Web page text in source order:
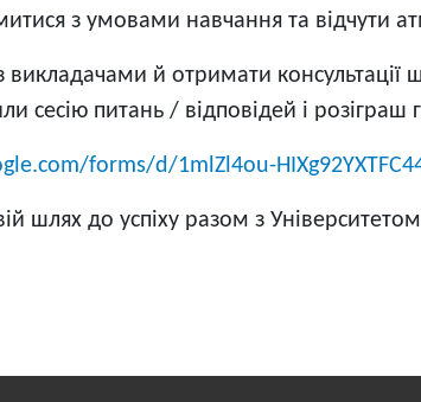
з умовами навчання та відчути
викладачами й отримати консультації
сесію питань / відповідей і
forms/d/1mlZl4ou-
шлях до успіху разом з